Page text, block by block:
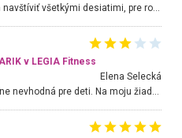
Nádherné miesto ktoré odporúčam navštíviť všetkými desiatimi, pre rodiny s deťmi, dôchodcom... Proste a jednoducho ozaj rozprávkový les.. určite ešte prídeme. Odniesli sme si na pamiatku krásne tričká,
v LEGIA Fitness
Elena Selecká
Kútik výborný, ale hlučná hudba úplne nevhodná pre deti. Na moju žiadosť o aspoň sušenie nereagovali.